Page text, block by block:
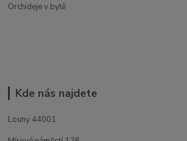
Orchideje v bytě
Kde nás najdete
Louny 44001